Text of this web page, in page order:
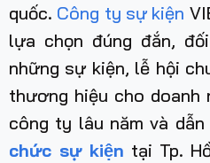
quốc. Công ty sự kiện
lựa chọn đúng đắn,
những sự kiện, lễ hội
thương hiệu cho doanh
công ty lâu năm và
chức sự kiện tại Tp.